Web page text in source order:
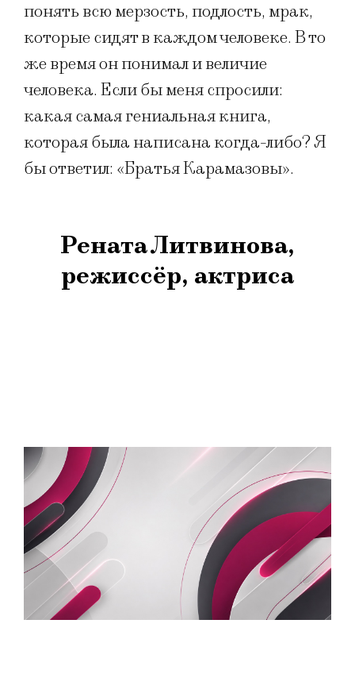
понять всю мерзость, подлость, мрак,
которые сидят в каждом человеке. В то
же время он понимал и величие
человека. Если бы меня спросили:
какая самая гениальная книга,
которая была написана когда-либо? Я
бы ответил: «Братья Карамазовы».
Рената Литвинова,
режиссёр, актриса